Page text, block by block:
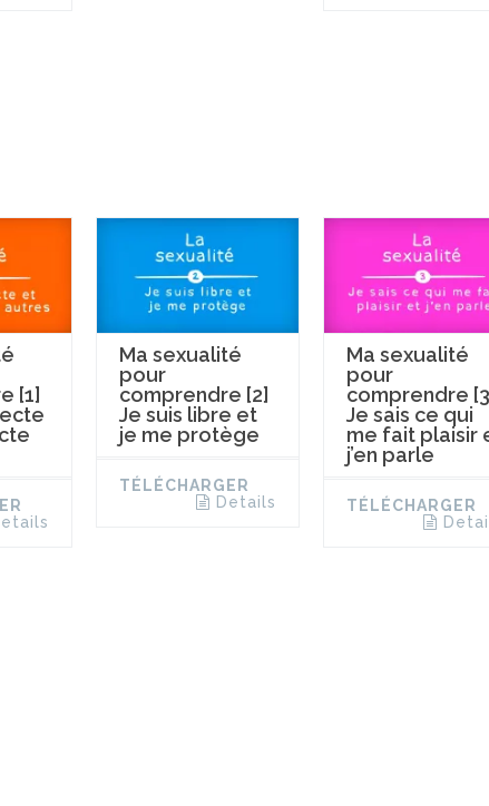
[1]
Ma sexualité
pour
comprendre [2]
Je suis libre et
je me protège
TÉLÉCHARGER
Details
Ma sexualité
pour
comprendre
Je sais ce qui
me fait plaisir
j’en parle
TÉLÉCHARGER